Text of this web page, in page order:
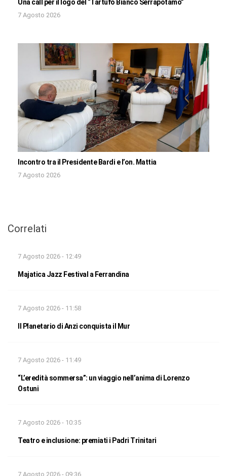
Una call per il logo del “Tartufo Bianco Serrapotamo”
7 Agosto 2026
Incontro tra il Presidente Bardi e l’on. Mattia
7 Agosto 2026
Correlati
7 Agosto 2026 - 12:49
Majatica Jazz Festival a Ferrandina
7 Agosto 2026 - 11:58
Il Planetario di Anzi conquista il Mur
7 Agosto 2026 - 11:49
“L’eredità sommersa”: un viaggio nell’anima di Lorenzo
Ostuni
7 Agosto 2026 - 10:35
Teatro e inclusione: premiati i Padri Trinitari
7 Agosto 2026 - 09:36